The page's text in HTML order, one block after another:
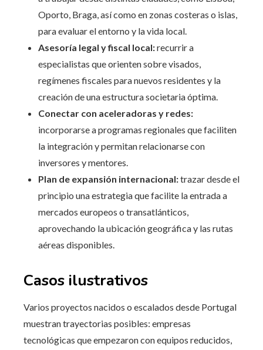
Oporto, Braga, así como en zonas costeras o islas,
para evaluar el entorno y la vida local.
Asesoría legal y fiscal local:recurrir a
especialistas que orienten sobre visados,
regímenes fiscales para nuevos residentes y la
creación de una estructura societaria óptima.
Conectar con aceleradoras y redes:
incorporarse a programas regionales que faciliten
la integración y permitan relacionarse con
inversores y mentores.
Plan de expansión internacional:trazar desde el
principio una estrategia que facilite la entrada a
mercados europeos o transatlánticos,
aprovechando la ubicación geográfica y las rutas
aéreas disponibles.
Casos ilustrativos
Varios proyectos nacidos o escalados desde Portugal
muestran trayectorias posibles: empresas
tecnológicas que empezaron con equipos reducidos,